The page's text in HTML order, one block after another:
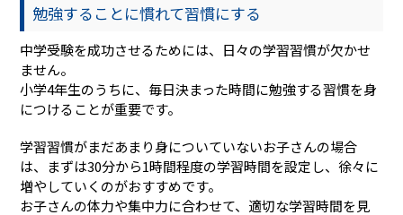
勉強することに慣れて習慣にする
中学受験を成功させるためには、日々の学習習慣が欠かせ
ません。
小学4年生のうちに、毎日決まった時間に勉強する習慣を身
につけることが重要です。
学習習慣がまだあまり身についていないお子さんの場合
は、まずは30分から1時間程度の学習時間を設定し、徐々に
増やしていくのがおすすめです。
お子さんの体力や集中力に合わせて、適切な学習時間を見